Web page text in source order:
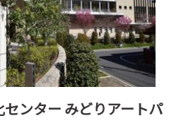
ンター みどりアートパ